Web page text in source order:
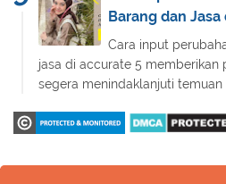
Barang dan
Cara input
jasa di accurate 5
segera menindaklanjuti temuan